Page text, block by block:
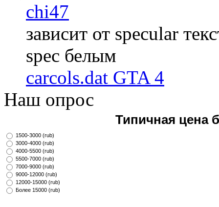
chi47
зависит от specular
spec белым
carcols.dat GTA 4
Наш опрос
Типичная цена
1500-3000 (rub)
3000-4000 (rub)
4000-5500 (rub)
5500-7000 (rub)
7000-9000 (rub)
9000-12000 (rub)
12000-15000 (rub)
Более 15000 (rub)